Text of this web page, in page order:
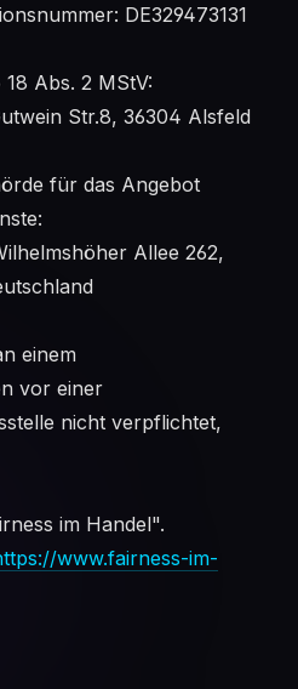
DE329473131
Abs. 2 MStV:
Str.8, 36304 Alsfeld
für das Angebot
Allee 262,
einem
vor einer
nicht verpflichtet,
im Handel".
www.fairness-im-